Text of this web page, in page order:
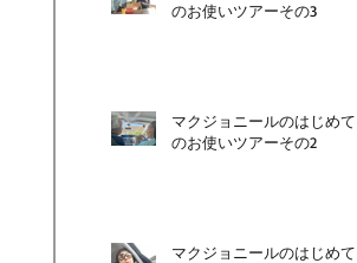
のお使いツアーその3
マクジョニールのはじめて
のお使いツアーその2
マクジョニールのはじめて